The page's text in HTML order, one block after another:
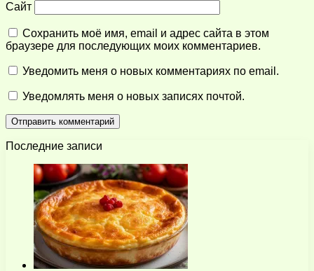
Сайт
Сохранить моё имя, email и адрес сайта в этом
браузере для последующих моих комментариев.
Уведомить меня о новых комментариях по email.
Уведомлять меня о новых записях почтой.
Последние записи